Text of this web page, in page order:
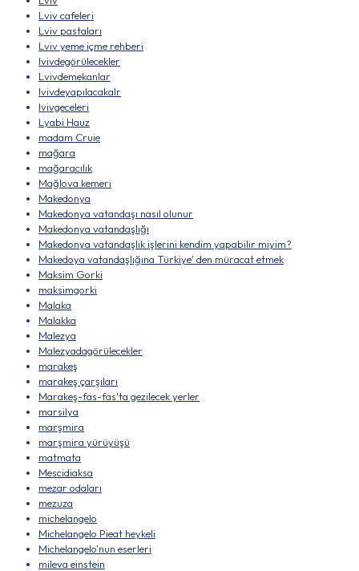
Lviv cafeleri
Lviv pastaları
Lviv yeme içme rehberi
lvivdegörülecekler
Lvivdemekanlar
lvivdeyapılacakalr
lvivgeceleri
Lyabi Hauz
madam Cruie
mağara
mağaracılık
Mağlova kemeri
Makedonya
Makedonya vatandaşı nasıl olunur
Makedonya vatandaşlığı
Makedonya vatandaşlık işlerini kendim yapabilir miyim?
Makedoya vatandaşlığına Türkiye' den müracat etmek
Maksim Gorki
maksimgorki
Malaka
Malakka
Malezya
Malezyadagörülecekler
marakeş
marakeş çarşıları
Marakeş-fas-fas'ta gezilecek yerler
marsilya
marşmira
marşmira yürüyüşü
matmata
Mescidiaksa
mezar odaları
mezuza
michelangelo
Michelangelo Pieat heykeli
Michelangelo'nun eserleri
mileva einstein